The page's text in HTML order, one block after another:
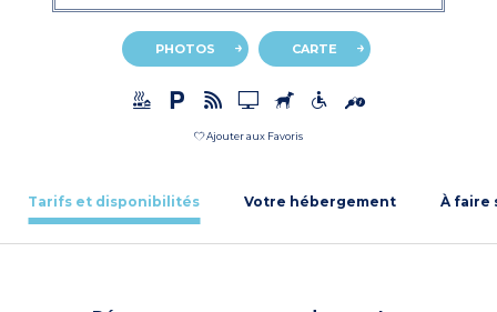
PHOTOS CARTE
Ajouter aux Favoris
Tarifs et disponibilités Votre hébergement À faire